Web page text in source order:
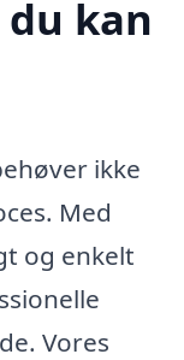
kan
ikke
Med
og enkelt
Vores